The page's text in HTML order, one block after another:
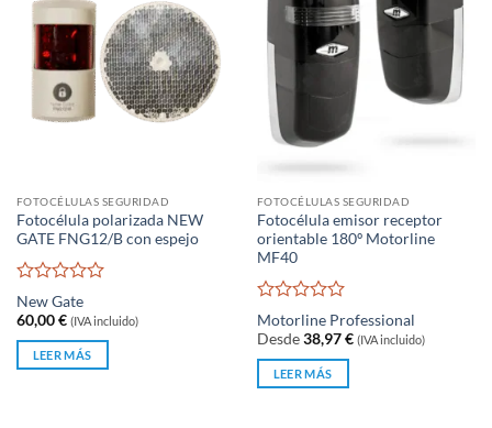
FOTOCÉLULAS SEGURIDAD
Fotocélula polarizada NEW
GATE FNG12/B con espejo
Valorado
con
0
5
New Gate
60,00€ (IVA incluido)
LEER MÁS
FOTOCÉLULAS SEGURIDAD
Fotocélula emisor receptor
orientable 180º Motorline
MF40
Valorado
con
0
5
Motorline Professional
Desde 38,97€ (IVA incluido)
LEER MÁS